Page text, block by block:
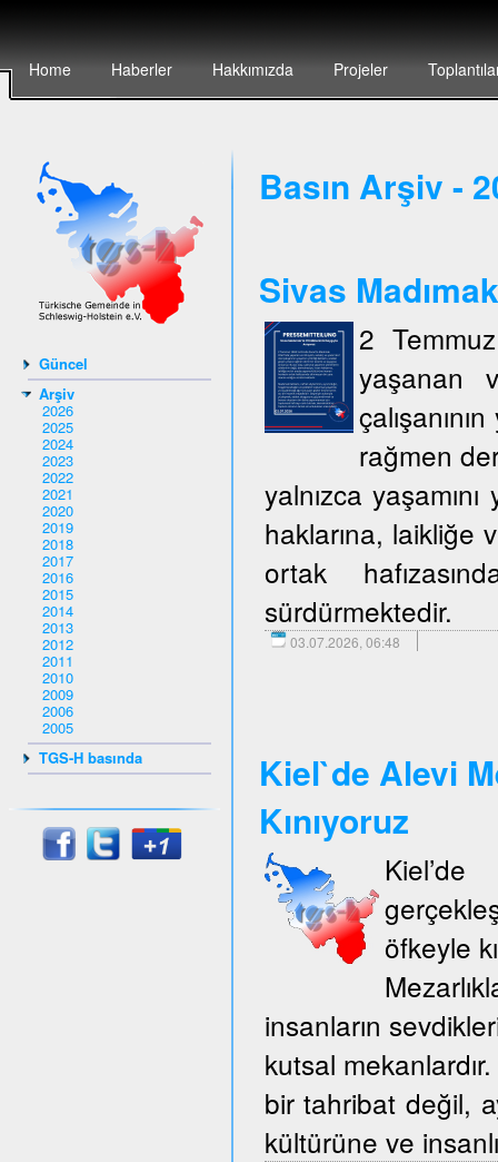
Home Haberler Hakkımızda Projeler
Güncel
Arşiv
2026
2025
2024
2023
2022
2021
2020
2019
2018
2017
2016
2015
2014
2013
2012
2011
2010
2009
2006
2005
TGS-H basında
Basın Arşiv -
Sivas
2
yaşanan
rağmen
yalnızca
haklarına, laikliğe
ortak
sürdürmektedir.
03.07.2026, 06:48
Kiel`de Alevi
Kınıyoruz
öfkeyle
insanların
kutsal
bir tahribat değil,
kültürüne ve